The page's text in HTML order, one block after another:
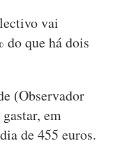
vai
do que há dois
(Observador
em
de 455 euros.